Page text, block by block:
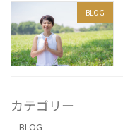
BLOG
カテゴリー
BLOG